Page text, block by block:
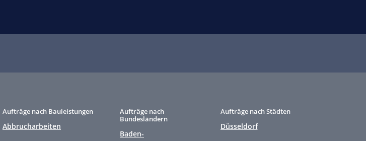
Aufträge nach Bauleistungen
Abbrucharbeiten
Aufträge nach
Bundesländern
Baden-
Aufträge nach Städten
Düsseldorf